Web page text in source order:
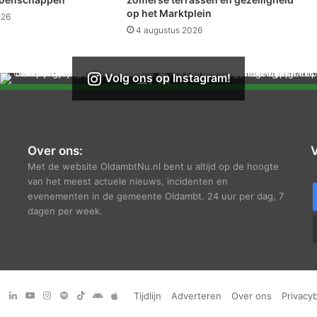
op het Marktplein
4 augustus 2026
Volg ons op Instagram!
Over ons:
Met de website OldambtNu.nl bent u altijd op de hoogte
van het meest actuele nieuws, incidenten en
evenementen in de gemeente Oldambt. 24 uur per dag, 7
dagen per week.
Tijdlijn Adverteren Over ons
LinkedInYouTubeInstagram
SpotifyTikTokAndroid
Apple